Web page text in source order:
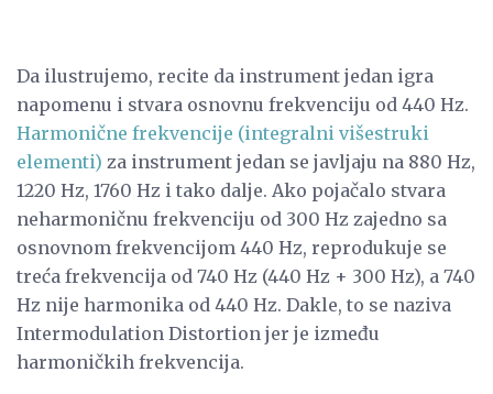
Da ilustrujemo, recite da instrument jedan igra
napomenu i stvara osnovnu frekvenciju od 440 Hz.
Harmonične frekvencije (integralni višestruki
elementi) za instrument jedan se javljaju na 880 Hz,
1220 Hz, 1760 Hz i tako dalje. Ako pojačalo stvara
neharmoničnu frekvenciju od 300 Hz zajedno sa
osnovnom frekvencijom 440 Hz, reprodukuje se
treća frekvencija od 740 Hz (440 Hz + 300 Hz), a 740
Hz nije harmonika od 440 Hz. Dakle, to se naziva
Intermodulation Distortion jer je između
harmoničkih frekvencija.